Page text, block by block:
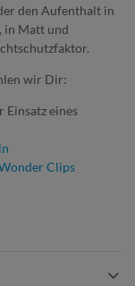
den Aufenthalt in
in Matt und
wir Dir:
Einsatz eines
Clips